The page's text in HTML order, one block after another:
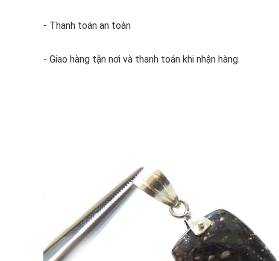
- Thanh toán an toàn
- Giao hàng tận nơi và thanh toán khi nhận hàng.